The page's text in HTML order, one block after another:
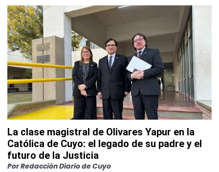
La clase magistral de Olivares Yapur en la
Católica de Cuyo: el legado de su padre y el
futuro de la Justicia
PorRedacción Diario de Cuyo